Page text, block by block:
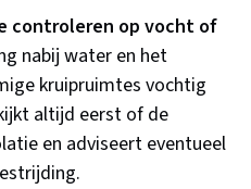
controleren op vocht of
nabij water en het
kruipruimtes vochtig
altijd eerst of de
en adviseert eventueel